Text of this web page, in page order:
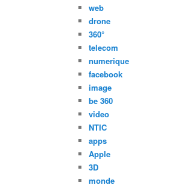
web
drone
360°
telecom
numerique
facebook
image
be 360
video
NTIC
apps
Apple
3D
monde